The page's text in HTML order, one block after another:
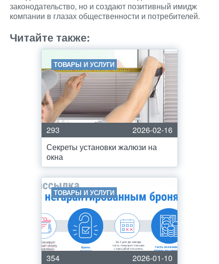
законодательство, но и создают позитивный имидж
компании в глазах общественности и потребителей.
Читайте также:
ТОВАРЫ И УСЛУГИ
293
2026-02-16
Секреты установки жалюзи на
окна
ТОВАРЫ И УСЛУГИ
354
2026-01-10